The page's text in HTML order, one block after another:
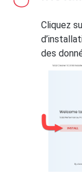
Cliquez
des